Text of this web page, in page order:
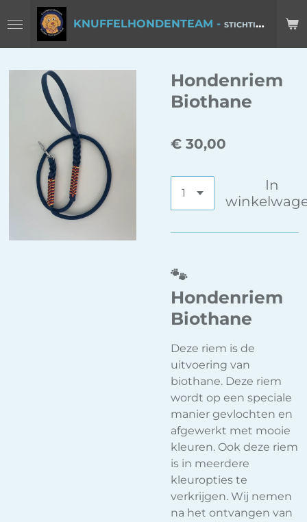
direct
naar
hoofdinhoud
KNUFFELHONDENTEAM - STICHTING POOTJES VOOR POSITIVITEIT
Hondenriem
Biothane
€ 30,00
In
🐾
Hondenriem
Biothane
Deze riem is de
uitvoering van
biothane. Deze riem
wordt op een speciale
manier gevlochten en
afgewerkt met mooie
kleuren. Ook deze riem
is in meerdere
kleuropties te
verkrijgen. Wij nemen
na het ontvangen van